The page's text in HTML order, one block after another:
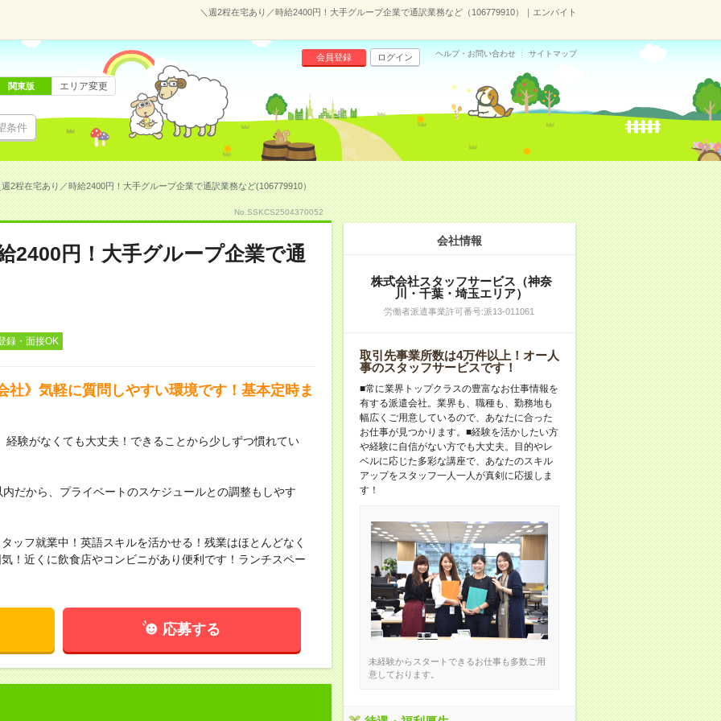
＼週2程在宅あり／時給2400円！大手グループ企業で通訳業務など（106779910）｜エンバイト
条件
会員登録 ログイン ヘルプ・お問い合わせ サイトマップ
関東版 エリア変更
2程在宅あり／時給2400円！大手グループ企業で通訳業務など(106779910）
No.SSKCS2504370052
2400円！大手グループ企業で通
録・面接OK
社》気軽に質問しやすい環境です！基本定時ま
験がなくても大丈夫！できることから少しずつ慣れてい
だから、プライベートのスケジュールとの調整もしやす
ッフ就業中！英語スキルを活かせる！残業はほとんどなく
！近くに飲食店やコンビニがあり便利です！ランチスペー
応募する
会社情報
株式会社スタッフサービス（神奈
川・千葉・埼玉エリア）
労働者派遣事業許可番号:派13-011061
取引先事業所数は4万件以上！オー人
事のスタッフサービスです！
■常に業界トップクラスの豊富なお仕事情報を
有する派遣会社。業界も、職種も、勤務地も
幅広くご用意しているので、あなたに合った
お仕事が見つかります。■経験を活かしたい方
や経験に自信がない方でも大丈夫。目的やレ
ベルに応じた多彩な講座で、あなたのスキル
アップをスタッフ一人一人が真剣に応援しま
す！
未経験からスタートできるお仕事も多数ご用
意しております。